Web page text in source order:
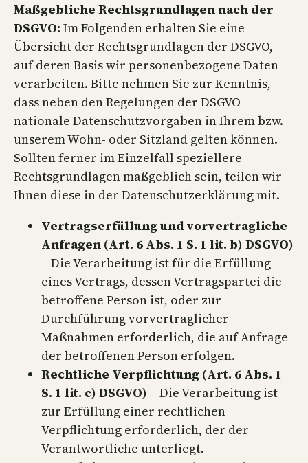
Maßgebliche Rechtsgrundlagen nach der
DSGVO: Im Folgenden erhalten Sie eine
Übersicht der Rechtsgrundlagen der DSGVO,
auf deren Basis wir personenbezogene Daten
verarbeiten. Bitte nehmen Sie zur Kenntnis,
dass neben den Regelungen der DSGVO
nationale Datenschutzvorgaben in Ihrem bzw.
unserem Wohn- oder Sitzland gelten können.
Sollten ferner im Einzelfall speziellere
Rechtsgrundlagen maßgeblich sein, teilen wir
Ihnen diese in der Datenschutzerklärung mit.
Vertragserfüllung und vorvertragliche
Anfragen (Art. 6 Abs. 1 S. 1 lit. b) DSGVO)
– Die Verarbeitung ist für die Erfüllung
eines Vertrags, dessen Vertragspartei die
betroffene Person ist, oder zur
Durchführung vorvertraglicher
Maßnahmen erforderlich, die auf Anfrage
der betroffenen Person erfolgen.
Rechtliche Verpflichtung (Art. 6 Abs. 1
S. 1 lit. c) DSGVO) – Die Verarbeitung ist
zur Erfüllung einer rechtlichen
Verpflichtung erforderlich, der der
Verantwortliche unterliegt.